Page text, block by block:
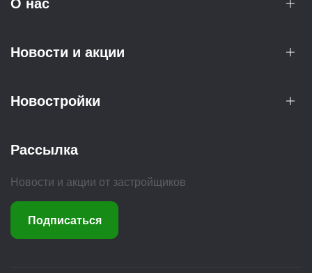
Новости и акции
Новостройки
Рассылка
Новости и акции от застройщиков
Подписаться